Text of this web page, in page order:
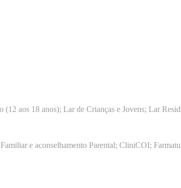
aos 18 anos); Lar de Crianças e Jovens; Lar
e aconselhamento Parental; CliniCOI;